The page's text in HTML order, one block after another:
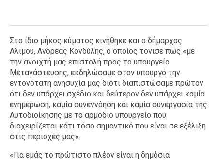
Στο ίδιο μήκος κύματος κινήθηκε και ο δήμαρχος
Αλίμου, Ανδρέας Κονδύλης, ο οποίος τόνισε πως «με
την ανοιχτή μας επιστολή προς το υπουργείο
Μετανάστευσης, εκδηλώσαμε στον υπουργό την
εντονότατη ανησυχία μας διότι διαπιστώσαμε πρώτον
ότι δεν υπάρχει σχέδιο και δεύτερον δεν υπάρχει καμία
ενημέρωση, καμία συνεννόηση και καμία συνεργασία της
Αυτοδιοίκησης με το αρμόδιο υπουργείο που
διαχειρίζεται κάτι τόσο σημαντικό που είναι σε εξέλιξη
στις περιοχές μας».
«Για εμάς το πρώτιστο πλέον είναι η δημόσια